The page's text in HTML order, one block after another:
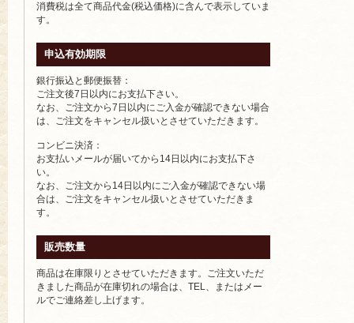
消費税は全て商品代金(税込価格)に含んで表示していま
す。
申込有効期限
銀行振込と郵便振替：
ご注文後7日以内にお支払下さい。
なお、ご注文から7日以内にご入金が確認できない場合
は、ご注文をキャンセル扱いとさせていただきます。
コンビニ決済：
お支払いメールが届いてから14日以内にお支払下さ
い。
なお、ご注文から14日以内にご入金が確認できない場
合は、ご注文をキャンセル扱いとさせていただきま
す。
販売数量
商品は在庫限りとさせていただきます。ご注文いただ
きました商品が在庫切れの場合は、TEL、またはメー
ルでご連絡差し上げます。